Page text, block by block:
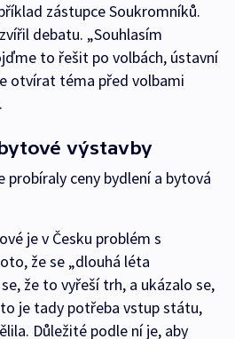
zástupce Soukromníků.
debatu. „Souhlasím
to řešit po volbách, ústavní
otvírat téma před volbami
výstavby
probíraly ceny bydlení a bytová
je v Česku problém s
že se „dlouhá léta
že to vyřeší trh, a ukázalo se,
je tady potřeba vstup státu,
Důležité podle ní je, aby